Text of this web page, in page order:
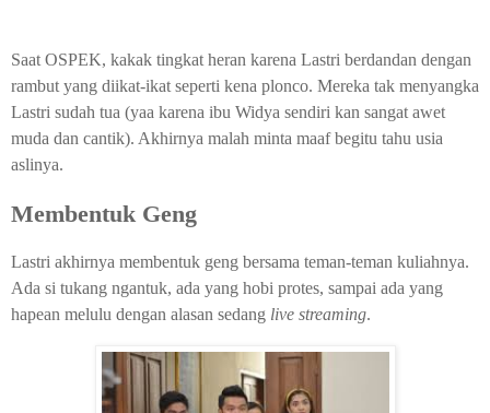
Saat OSPEK, kakak tingkat heran karena Lastri berdandan dengan
rambut yang diikat-ikat seperti kena plonco. Mereka tak menyangka
Lastri sudah tua (yaa karena ibu Widya sendiri kan sangat awet
muda dan cantik). Akhirnya malah minta maaf begitu tahu usia
aslinya.
Membentuk Geng
Lastri akhirnya membentuk geng bersama teman-teman kuliahnya.
Ada si tukang ngantuk, ada yang hobi protes, sampai ada yang
hapean melulu dengan alasan sedang live streaming.